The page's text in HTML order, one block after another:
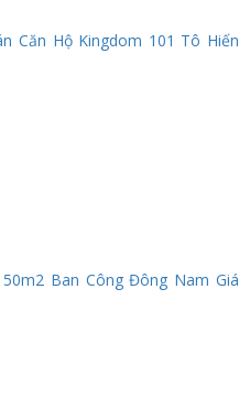
Căn Hộ Kingdom 101 Tô Hiến
Ban Công Đông Nam Giá